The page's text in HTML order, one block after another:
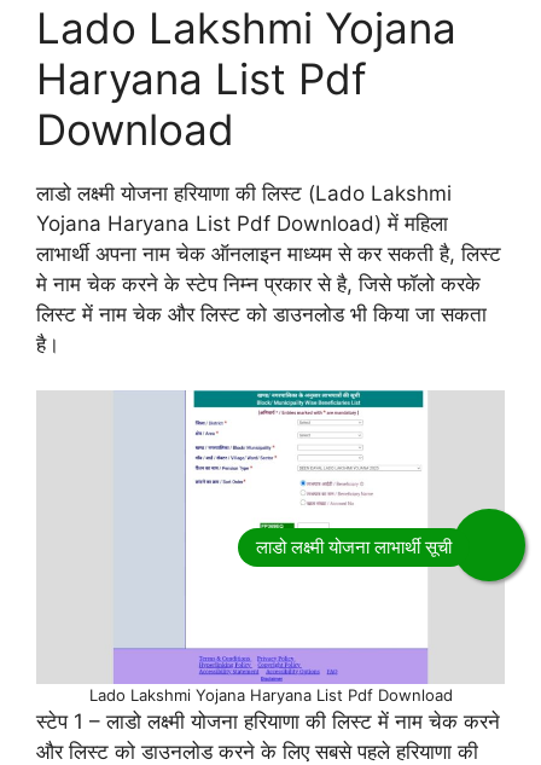
Lado Lakshmi Yojana
Haryana List Pdf
Download
लाडो लक्ष्मी योजना हरियाणा की लिस्ट (Lado Lakshmi
Yojana Haryana List Pdf Download) में महिला
लाभार्थी अपना नाम चेक ऑनलाइन माध्यम से कर सकती है, लिस्ट
मे नाम चेक करने के स्टेप निम्न प्रकार से है, जिसे फॉलो करके
लिस्ट में नाम चेक और लिस्ट को डाउनलोड भी किया जा सकता
है।
Lado Lakshmi Yojana Haryana List Pdf Download
स्टेप 1 – लाडो लक्ष्मी योजना हरियाणा की लिस्ट में नाम चेक करने
और लिस्ट को डाउनलोड करने के लिए सबसे पहले हरियाणा की